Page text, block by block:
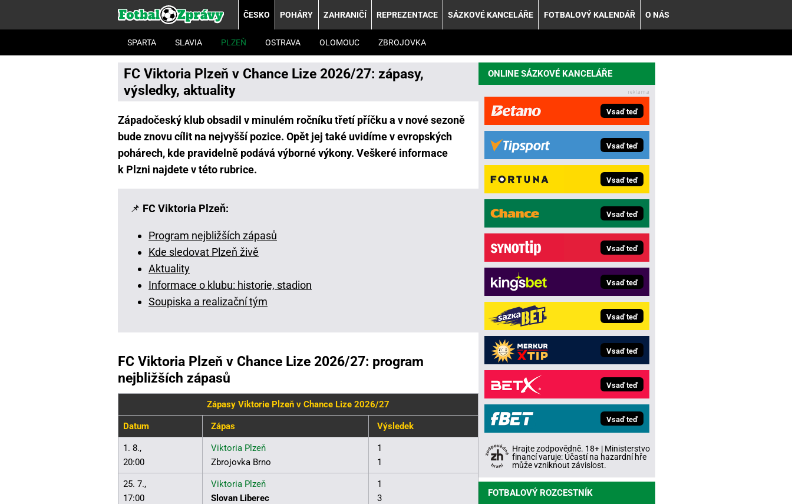
ČESKO
SPARTA SLAVIA PLZEŇ OSTRAVA OLOMOUC ZBROJOVKA
POHÁRY ZAHRANIČÍ REPREZENTACE SÁZKOVÉ KANCELÁŘE FOTBALOVÝ KALENDÁŘ O NÁS
FC Viktoria Plzeň v Chance Lize 2026/27: zápasy,
výsledky, aktuality
Západočeský klub obsadil v minulém ročníku třetí příčku a v nové sezoně
bude znovu cílit na nejvyšší pozice. Opět jej také uvidíme v evropských
pohárech, kde pravidelně podává výborné výkony. Veškeré informace
k Plzni najdete v této rubrice.
📌 FC Viktoria Plzeň:
Program nejbližších zápasů
Kde sledovat Plzeň živě
Aktuality
Informace o klubu: historie, stadion
Soupiska a realizační tým
FC Viktoria Plzeň v Chance Lize 2026/27: program
nejbližších zápasů
Zápasy Viktorie Plzeň v Chance Lize 2026/27
Datum Zápas Výsledek
1. 8.,
20:00
Viktoria Plzeň
Zbrojovka Brno
1
1
25. 7.,
17:00
Viktoria Plzeň
Slovan Liberec
1
3
ONLINE SÁZKOVÉ KANCELÁŘE
Vsaď teď
Vsaď teď
Vsaď teď
Vsaď teď
Vsaď teď
Vsaď teď
Vsaď teď
Vsaď teď
Vsaď teď
Vsaď teď
Hrajte zodpovědně. 18+ | Ministerstvo
financí varuje: Účastí na hazardní hře
může vzniknout závislost.
FOTBALOVÝ ROZCESTNÍK